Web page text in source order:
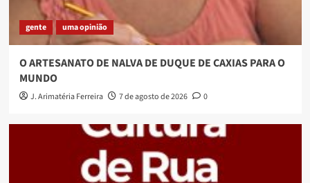
gente uma opinião
O ARTESANATO DE NALVA DE DUQUE DE CAXIAS PARA O
MUNDO
J. Arimatéria Ferreira 7 de agosto de 2026 0